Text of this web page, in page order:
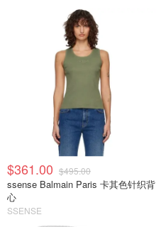
$361.00 $495.00
ssense Balmain Paris 卡其色针织背
心
SSENSE